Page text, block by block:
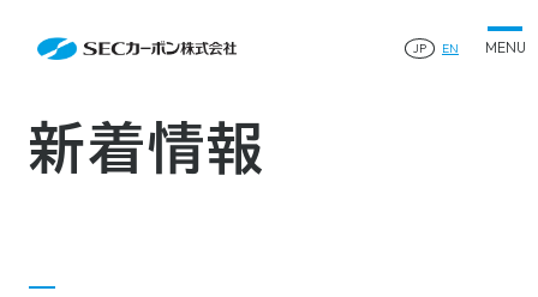
会社案内TOP
企業沿革
製品情報
ファインパウダー
アルミニウム製錬用カソードブロック SK-B
人造黒鉛電極
ものづくりの流れ(生産工程)
品質管理
工場について
IR情報
IR情報TOP
資料ダウンロード
JP EN
News
新着情報